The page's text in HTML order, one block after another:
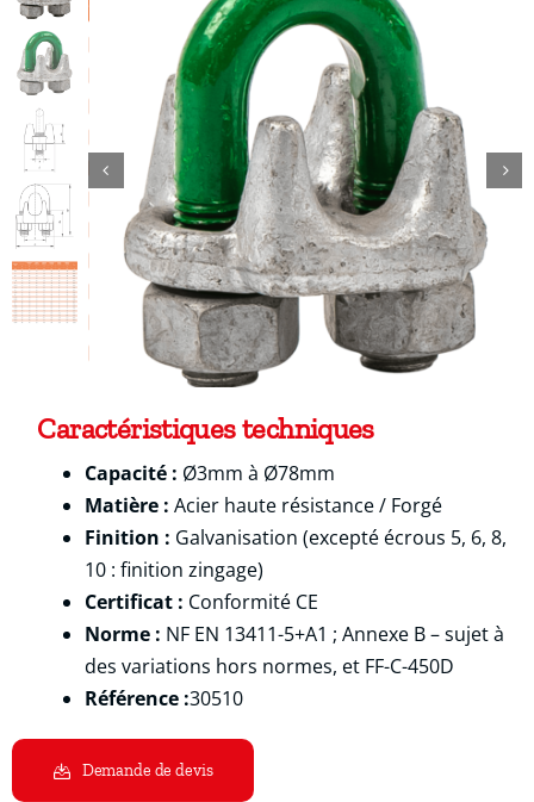
Contact
Caractéristiques techniques
Capacité : Ø3mm à Ø78mm
Matière :Acier haute résistance / Forgé
Finition : Galvanisation (excepté écrous 5, 6, 8,
10 : finition zingage)
Certificat : Conformité CE
Norme : NF EN 13411-5+A1 ; Annexe B – sujet à
des variations hors normes, et FF-C-450D
Référence :30510
Demande de devis